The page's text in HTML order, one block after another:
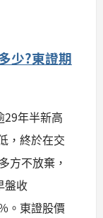
少?東證期
29年半新高
，終於在交
方不放棄，
盤收
。東證股價